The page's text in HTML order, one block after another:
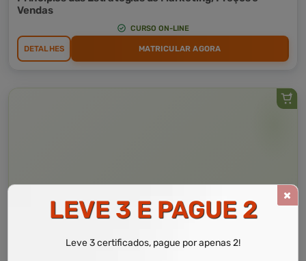
Vendas
CURSO ON-LINE
DETALHES MATRICULAR AGORA
LEVE 3 E PAGUE 2
Leve 3 certificados, pague por apenas 2!